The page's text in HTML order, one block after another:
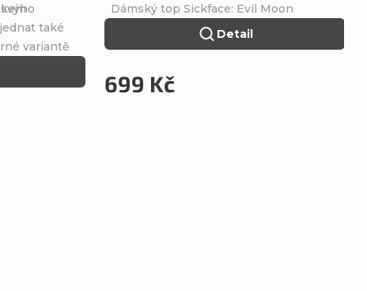
také
variantě
699 Kč
Detail
Dámský top Sickface: Evil Moon